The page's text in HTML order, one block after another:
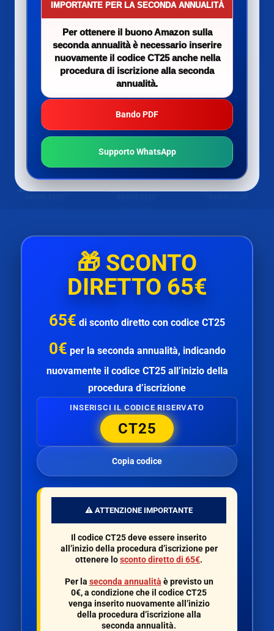
IMPORTANTE PER LA SECONDA ANNUALITÀ
Per ottenere il buono Amazon sulla
seconda annualità è necessario inserire
nuovamente il codice CT25 anche nella
procedura di iscrizione alla seconda
annualità.
Bando PDF
Supporto WhatsApp
🎁SCONTO
DIRETTO 65€
65€ di sconto diretto con codice CT25
0€ per la seconda annualità, indicando
nuovamente il codice CT25all’inizio della
procedura d’iscrizione
INSERISCI IL CODICE RISERVATO
CT25
Copia codice
⚠️ ATTENZIONE IMPORTANTE
Il codiceCT25deve essere inserito
all’inizio della procedura d’iscrizione per
ottenere losconto diretto di 65€.
Per la seconda annualità è previsto un
0€, a condizione che il codiceCT25
venga inserito nuovamente all’inizio
della procedura d’iscrizione alla
seconda annualità.